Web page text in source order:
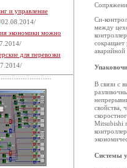
и управление
/02.08.2014/
экономики можно
для перевозки
Си-
между
сокращает
В связи с
свойства,
Mitsubishi
Системы